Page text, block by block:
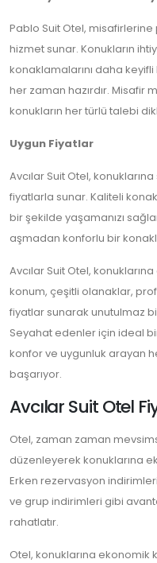
Pablo Suit Otel,
hizmet sunar. Konukların
konaklamalarını daha
her zaman hazırdır. Misafir
konukların her türlü talebi
Uygun Fiyatlar
Avcılar Suit Otel,
fiyatlarla sunar. Kaliteli
bir şekilde yaşamanızı
aşmadan konforlu bir
Avcılar Suit Otel,
konum, çeşitli olanaklar,
fiyatlar sunarak unutulmaz
Seyahat edenler için ideal
konfor ve uygunluk arayan
başarıyor.
Avcılar Suit Otel
Otel, zaman zaman
düzenleyerek konuklarına
Erken rezervasyon
ve grup indirimleri gibi
rahatlatır.
Otel, konuklarına